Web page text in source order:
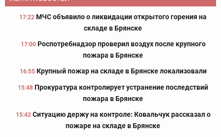
17:22 МЧС объявило о ликвидации открытого горения на
складе в Брянске
17:00 Роспотребнадзор проверил воздух после крупного
пожара в Брянске
16:55 Крупный пожар на складе в Брянске локализовали
15:48 Прокуратура контролирует устранение последствий
пожара в Брянске
15:42 Ситуацию держу на контроле: Ковальчук рассказал о
пожаре на складе в Брянске